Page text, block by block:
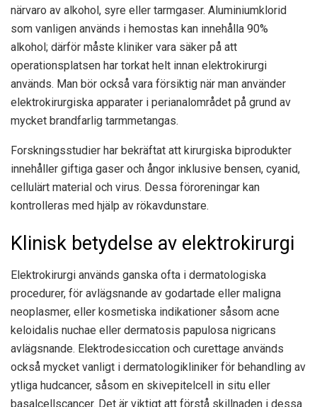
närvaro av alkohol, syre eller tarmgaser. Aluminiumklorid
som vanligen används i hemostas kan innehålla 90%
alkohol; därför måste kliniker vara säker på att
operationsplatsen har torkat helt innan elektrokirurgi
används. Man bör också vara försiktig när man använder
elektrokirurgiska apparater i perianalområdet på grund av
mycket brandfarlig tarmmetangas.
Forskningsstudier har bekräftat att kirurgiska biprodukter
innehåller giftiga gaser och ångor inklusive bensen, cyanid,
cellulärt material och virus. Dessa föroreningar kan
kontrolleras med hjälp av rökavdunstare.
Klinisk betydelse av elektrokirurgi
Elektrokirurgi används ganska ofta i dermatologiska
procedurer, för avlägsnande av godartade eller maligna
neoplasmer, eller kosmetiska indikationer såsom acne
keloidalis nuchae eller dermatosis papulosa nigricans
avlägsnande. Elektrodesiccation och curettage används
också mycket vanligt i dermatologikliniker för behandling av
ytliga hudcancer, såsom en skivepitelcell in situ eller
basalcellscancer. Det är viktigt att förstå skillnaden i dessa